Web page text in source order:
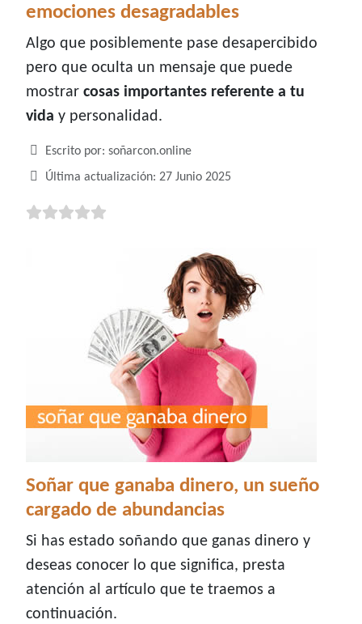
emociones desagradables
Algo que posiblemente pase desapercibido
pero que oculta un mensaje que puede
mostrar cosas importantes referente a tu
vida y personalidad.
Detalles
Escrito por: soñarcon.online
Última actualización: 27 Junio 2025
Soñar que ganaba dinero, un sueño
cargado de abundancias
Si has estado soñando que ganas dinero y
deseas conocer lo que significa, presta
atención al artículo que te traemos a
continuación.